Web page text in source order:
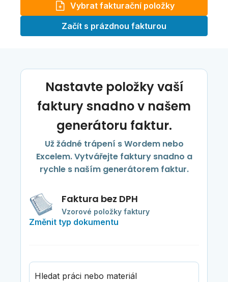
Vybrat fakturační položky
Začít s prázdnou fakturou
Nastavte položky vaší
faktury snadno v našem
generátoru faktur.
Už žádné trápení s Wordem nebo
Excelem. Vytvářejte faktury snadno a
rychle s naším generátorem faktur.
Faktura bez DPH
Vzorové položky faktury
Změnit typ dokumentu
Hledat práci nebo materiál